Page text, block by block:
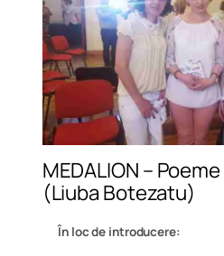
MEDALION –
(Liuba Botezatu)
În loc de introducere: